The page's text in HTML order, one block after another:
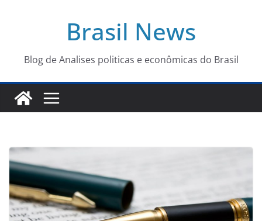
conteúdo
Brasil News
Blog de Analises politicas e econômicas do Brasil